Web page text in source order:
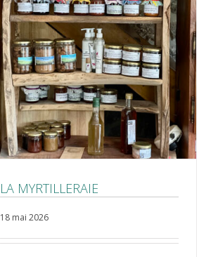
LA MYRTILLERAIE
18 mai 2026